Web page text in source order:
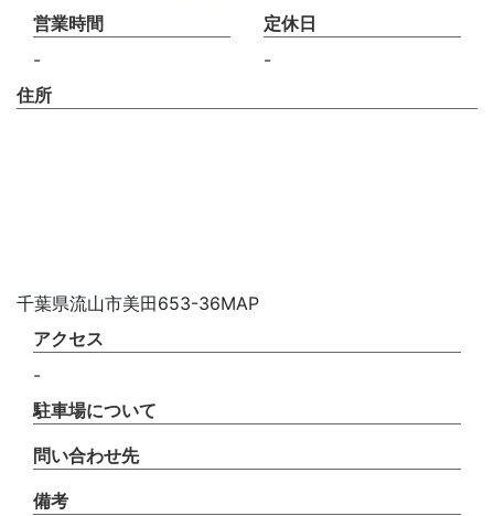
営業時間
-
定休日
-
住所
千葉県流山市美田653-36MAP
アクセス
-
駐車場について
問い合わせ先
備考